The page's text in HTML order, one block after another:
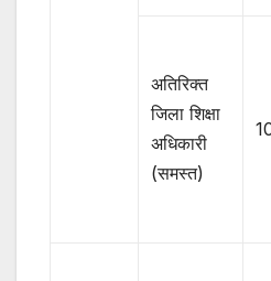
अतिरिक्त
जिला शिक्षा
अधिकारी
(समस्त)